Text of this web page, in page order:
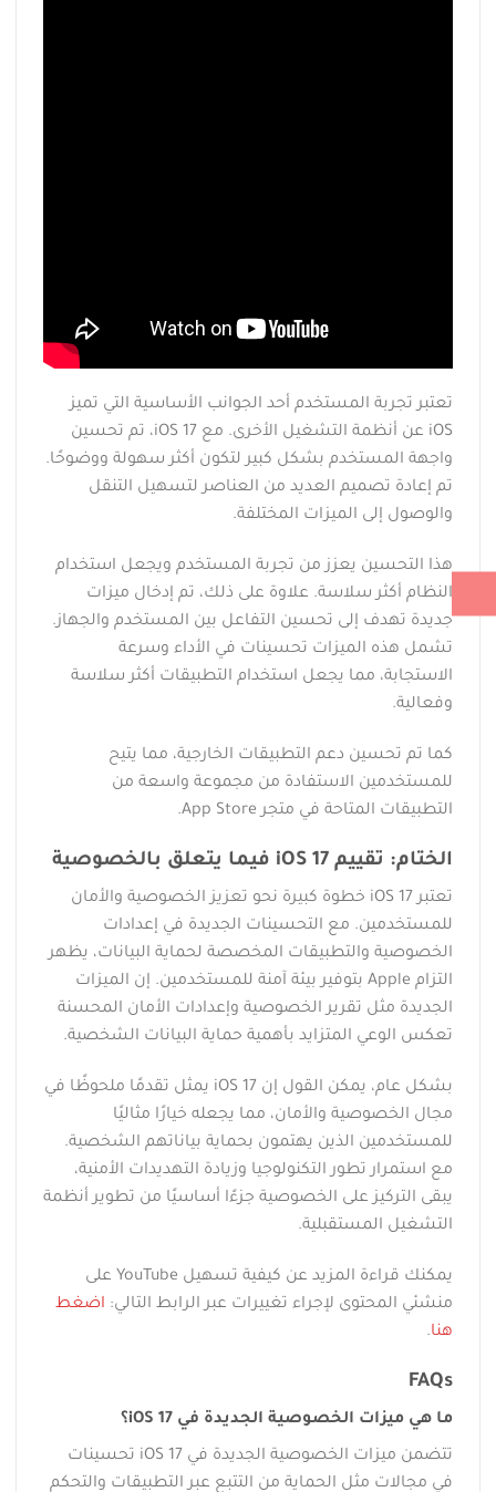
تعتبر تجربة المستخدم أحد الجوانب الأساسية التي تميز
iOS عن أنظمة التشغيل الأخرى. مع iOS 17، تم تحسين
واجهة المستخدم بشكل كبير لتكون أكثر سهولة ووضوحًا.
تم إعادة تصميم العديد من العناصر لتسهيل التنقل
والوصول إلى الميزات المختلفة.
هذا التحسين يعزز من تجربة المستخدم ويجعل استخدام
النظام أكثر سلاسة. علاوة على ذلك، تم إدخال ميزات
جديدة تهدف إلى تحسين التفاعل بين المستخدم والجهاز.
تشمل هذه الميزات تحسينات في الأداء وسرعة
الاستجابة، مما يجعل استخدام التطبيقات أكثر سلاسة
وفعالية.
كما تم تحسين دعم التطبيقات الخارجية، مما يتيح
للمستخدمين الاستفادة من مجموعة واسعة من
التطبيقات المتاحة في متجر App Store.
الختام: تقييم iOS 17 فيما يتعلق بالخصوصية
تعتبر iOS 17 خطوة كبيرة نحو تعزيز الخصوصية والأمان
للمستخدمين. مع التحسينات الجديدة في إعدادات
الخصوصية والتطبيقات المخصصة لحماية البيانات، يظهر
التزام Apple بتوفير بيئة آمنة للمستخدمين. إن الميزات
الجديدة مثل تقرير الخصوصية وإعدادات الأمان المحسنة
تعكس الوعي المتزايد بأهمية حماية البيانات الشخصية.
بشكل عام، يمكن القول إن iOS 17 يمثل تقدمًا ملحوظًا في
مجال الخصوصية والأمان، مما يجعله خيارًا مثاليًا
للمستخدمين الذين يهتمون بحماية بياناتهم الشخصية.
مع استمرار تطور التكنولوجيا وزيادة التهديدات الأمنية،
يبقى التركيز على الخصوصية جزءًا أساسيًا من تطوير أنظمة
التشغيل المستقبلية.
يمكنك قراءة المزيد عن كيفية تسهيل YouTube على
منشئي المحتوى لإجراء تغييرات عبر الرابط التالي: اضغط
هنا.
FAQs
ما هي ميزات الخصوصية الجديدة في iOS 17؟
تتضمن ميزات الخصوصية الجديدة في iOS 17 تحسينات
في مجالات مثل الحماية من التتبع عبر التطبيقات والتحكم